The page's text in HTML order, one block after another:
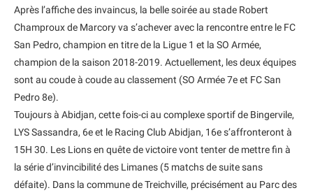
Après l’affiche des invaincus, la belle soirée au stade Robert
Champroux de Marcory va s’achever avec la rencontre entre le FC
San Pedro, champion en titre de la Ligue 1 et la SO Armée,
champion de la saison 2018-2019. Actuellement, les deux équipes
sont au coude à coude au classement (SO Armée 7e et FC San
Pedro 8e).
Toujours à Abidjan, cette fois-ci au complexe sportif de Bingervile,
LYS Sassandra, 6e et le Racing Club Abidjan, 16e s’affronteront à
15H 30. Les Lions en quête de victoire vont tenter de mettre fin à
la série d’invincibilité des Limanes (5 matchs de suite sans
défaite). Dans la commune de Treichville, précisément au Parc des